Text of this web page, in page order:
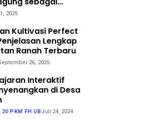
Nyata Menuju
2025
Kultivasi Perfect
Lengkap
Ranah Terbaru
26, 2025
Interaktif
di Desa
20 PKM FH UBJuli 24, 2024